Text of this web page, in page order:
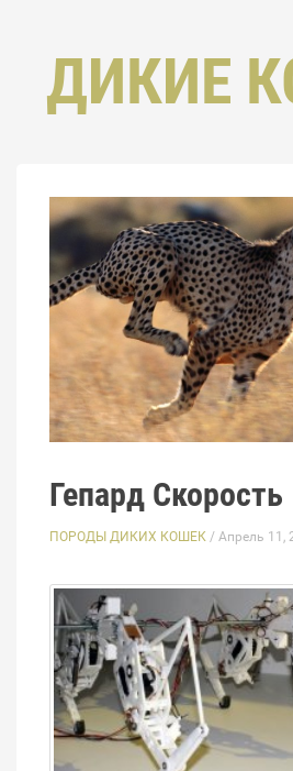
ДИКИЕ
Гепард Скорость
ПОРОДЫ ДИКИХ КОШЕК / Апрель 11,